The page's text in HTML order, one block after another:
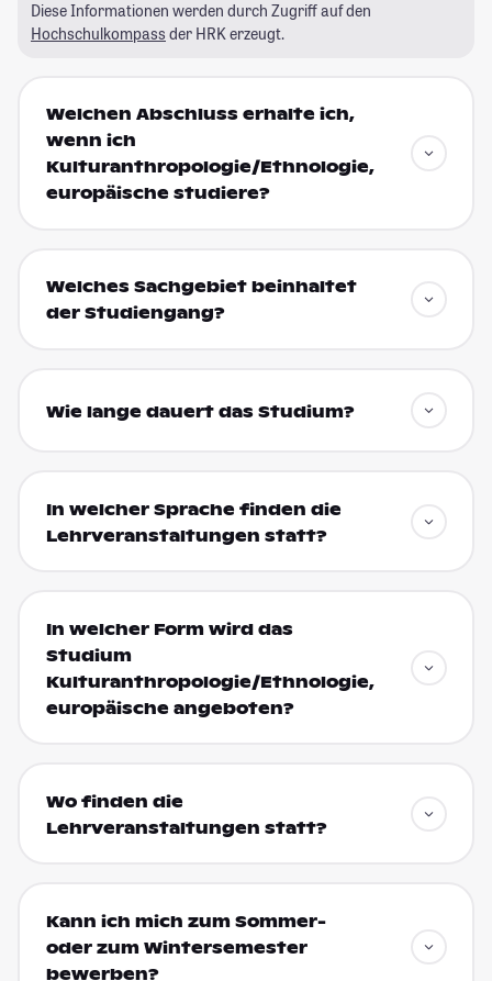
Diese Informationen werden durch Zugriff auf den
Hochschulkompass der HRK erzeugt.
Welchen Abschluss erhalte ich,
wenn ich
Kulturanthropologie/Ethnologie,
europäische studiere?
Welches Sachgebiet beinhaltet
der Studiengang?
Wie lange dauert das Studium?
In welcher Sprache finden die
Lehrveranstaltungen statt?
In welcher Form wird das
Studium
Kulturanthropologie/Ethnologie,
europäische angeboten?
Wo finden die
Lehrveranstaltungen statt?
Kann ich mich zum Sommer-
oder zum Wintersemester
bewerben?